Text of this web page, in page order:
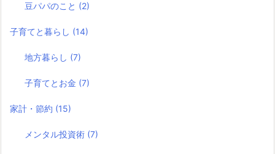
豆パパのこと (2)
子育てと暮らし (14)
地方暮らし (7)
子育てとお金 (7)
家計・節約 (15)
メンタル投資術 (7)